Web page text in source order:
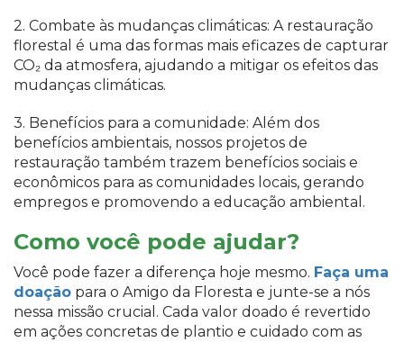
2. Combate às mudanças climáticas: A restauração
florestal é uma das formas mais eficazes de capturar
CO₂ da atmosfera, ajudando a mitigar os efeitos das
mudanças climáticas.
3. Benefícios para a comunidade: Além dos
benefícios ambientais, nossos projetos de
restauração também trazem benefícios sociais e
econômicos para as comunidades locais, gerando
empregos e promovendo a educação ambiental.
Como você pode ajudar?
Você pode fazer a diferença hoje mesmo. Faça uma
doação para o Amigo da Floresta e junte-se a nós
nessa missão crucial. Cada valor doado é revertido
em ações concretas de plantio e cuidado com as